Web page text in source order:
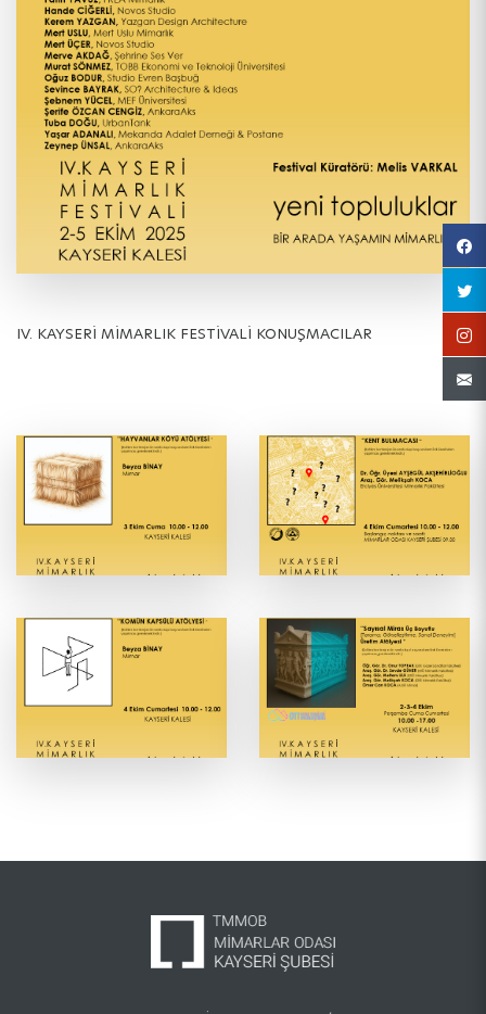
IV. KAYSERİ MİMARLIK FESTİVALİ KONUŞMACILAR